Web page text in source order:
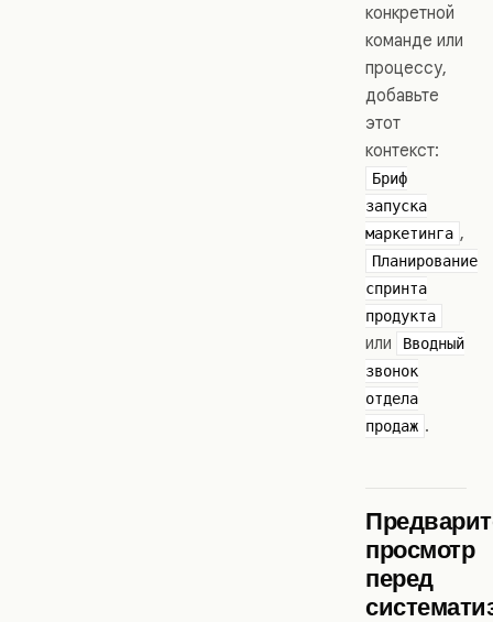
конкретной
команде или
процессу,
добавьте
этот
контекст:
Бриф
запуска
маркетинга ,
Планирование
спринта
продукта
или
Вводный
звонок
отдела
продаж .
просмотр
перед